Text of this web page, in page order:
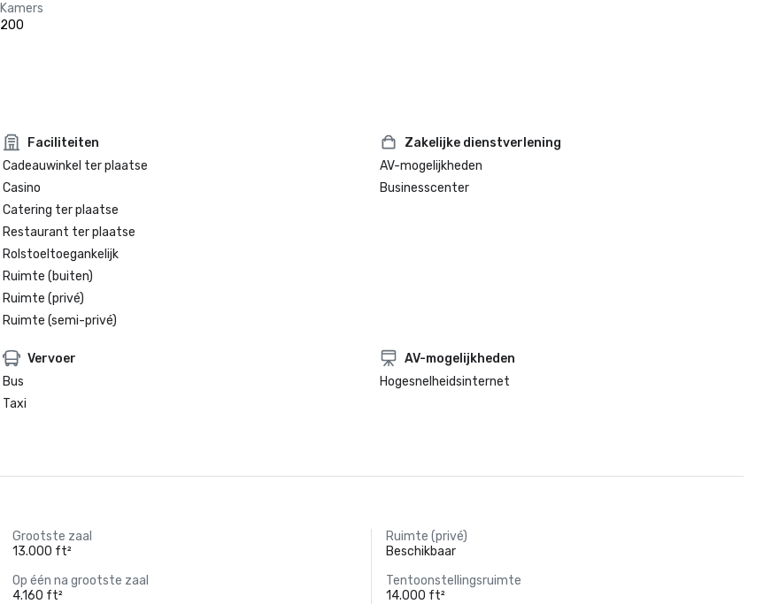
Kamers
200
Faciliteiten
Cadeauwinkel ter plaatse
Casino
Catering ter plaatse
Restaurant ter plaatse
Rolstoeltoegankelijk
Ruimte (buiten)
Ruimte (privé)
Ruimte (semi-privé)
Zakelijke dienstverlening
AV-mogelijkheden
Businesscenter
Vervoer
Bus
Taxi
AV-mogelijkheden
Hogesnelheidsinternet
Grootste zaal
13.000 ft²
Ruimte (privé)
Beschikbaar
Op één na grootste zaal
4.160 ft²
Tentoonstellingsruimte
14.000 ft²